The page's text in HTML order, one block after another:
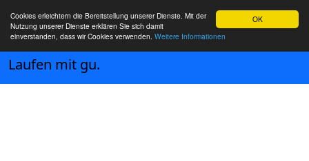
OK
Cookies erleichtern die Bereitstellung unserer Dienste. Mit der
Nutzung unserer Dienste erklären Sie sich damit
einverstanden, dass wir Cookies verwenden. Weitere Informationen
Laufen mit gu.